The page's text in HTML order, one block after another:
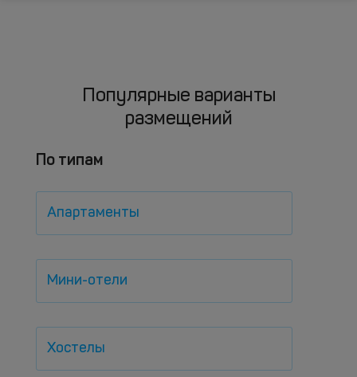
Популярные варианты
размещений
По типам
Апартаменты
Мини-отели
Хостелы